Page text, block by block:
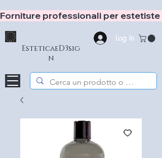
Forniture professionali per
EsteticaeD3sig
n
Log In